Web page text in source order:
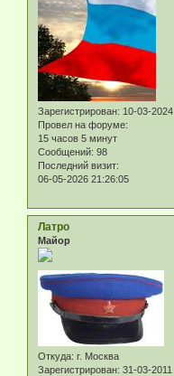
Зарегистрирован: 10-03-2024
Провел на форуме:
15 часов 5 минут
Сообщений: 98
Последний визит:
06-05-2026 21:26:05
Латро
Майор
Откуда: г. Москва
Зарегистрирован: 31-03-2011